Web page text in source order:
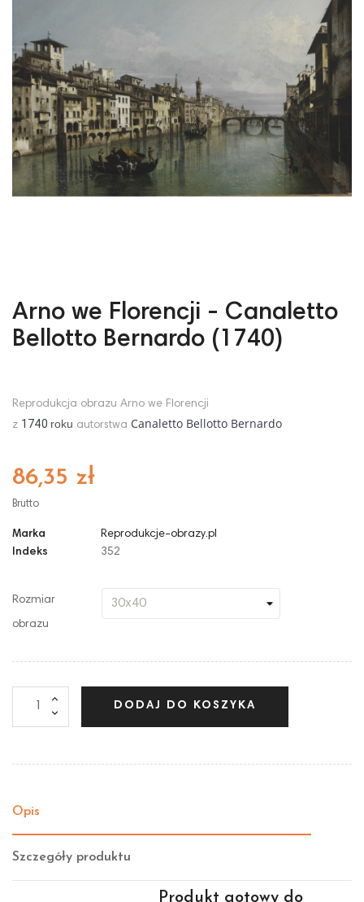
Arno we Florencji - Canaletto
Bellotto Bernardo (1740)
Reprodukcja obrazu Arno we Florencji
z 1740 roku autorstwa Canaletto Bellotto Bernardo
86,35 zł
Brutto
Marka
Reprodukcje-obrazy.pl
Indeks
352
Rozmiar
obrazu
DODAJ DO KOSZYKA
Opis
Szczegóły produktu
Produkt gotowy do